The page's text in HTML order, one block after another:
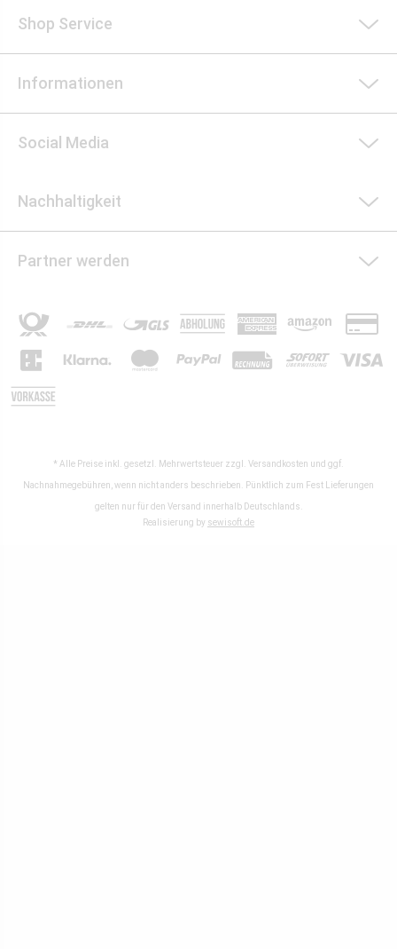
Shop Service
Informationen
Social Media
Nachhaltigkeit
Partner werden
* Alle Preise inkl. gesetzl. Mehrwertsteuer zzgl. Versandkosten und ggf.
Nachnahmegebühren, wenn nicht anders beschrieben. Pünktlich zum Fest Lieferungen
gelten nur für den Versand innerhalb Deutschlands.
Realisierung by sewisoft.de